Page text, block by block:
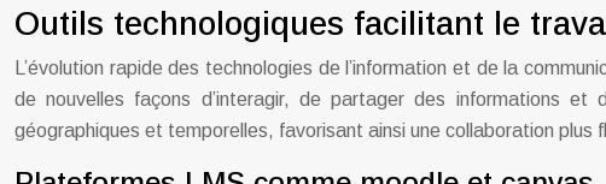
Outils technologiques facilitant le
L’évolution rapide des technologies de l’information et de la
de nouvelles façons d’interagir, de partager des informations
géographiques et temporelles, favorisant ainsi une collaboration plus